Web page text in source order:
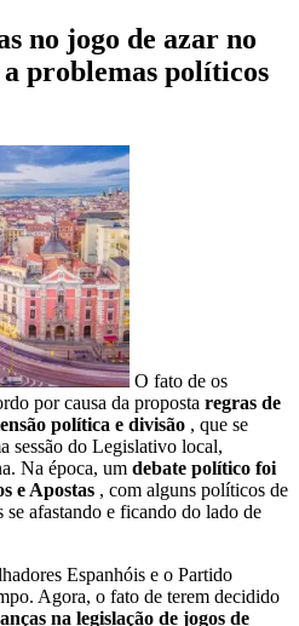
no jogo de azar no
problemas políticos
O fato de os
por causa da proposta regras de
política e divisão , que se
sessão do Legislativo local,
Na época, um debate político foi
e Apostas , com alguns políticos de
se afastando e ficando do lado de
Espanhóis e o Partido
Agora, o fato de terem decidido
na legislação de jogos de